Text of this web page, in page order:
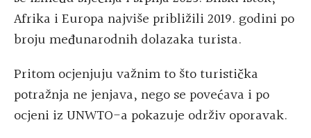
Afrika i Europa najviše približili 2019. godini po
broju međunarodnih dolazaka turista.
Pritom ocjenjuju važnim to što turistička
potražnja ne jenjava, nego se povećava i po
ocjeni iz UNWTO-a pokazuje održiv oporavak.